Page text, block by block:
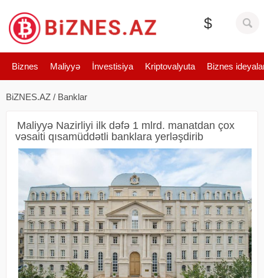
$
Biznes Maliyyə İnvestisiya Kriptovalyuta Biznes
BiZNES.AZ / Banklar
Maliyyə Nazirliyi ilk dəfə 1 mlrd. manatdan çox
vəsaiti qısamüddətli banklara yerləşdirib